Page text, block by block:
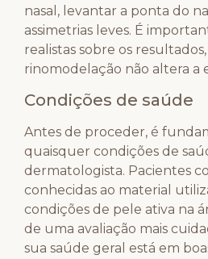
nasal, levantar a ponta do
assimetrias leves. É
realistas sobre os
rinomodelação não altera a
Condições de saúde
Antes de proceder, é
quaisquer condições de
dermatologista. Pacientes
conhecidas ao material
condições de pele ativa na
de uma avaliação mais
sua saúde geral está em